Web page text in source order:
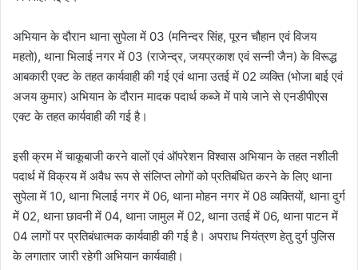
अभियान के दौरान थाना सुपेला में 03 (मनिन्दर सिंह, पूरन चौहान एवं विजय
महतो), थाना भिलाई नगर में 03 (राजेन्द्र, जयप्रकाश एवं सन्नी जैन) के विरूद्ध
आबकारी एक्ट के तहत कार्यवाही की गई एवं थाना उतई में 02 व्यक्ति (भोजा बाई एवं
अजय कुमार) अभियान के दौरान मादक पदार्थ कब्जे में पाये जाने से एनडीपीएस
एक्ट के तहत कार्यवाही की गई है।
इसी क्रम में चाकूबाजी करने वालों एवं ऑपरेशन विश्वास अभियान के तहत नशीली
पदार्थ में विक्रय में अवैध रूप से संलिप्त लोगों को प्रतिबंधित करने के लिए थाना
सुपेला में 10, थाना भिलाई नगर में 06, थाना मोहन नगर में 08 व्यक्तियों, थाना दुर्ग
में 02, थाना छावनी में 04, थाना जामुल में 02, थाना उतई में 06, थाना पाटन में
04 लागों पर प्रतिबंधात्मक कार्यवाही की गई है। अपराध नियंत्रण हेतु दुर्ग पुलिस
के लगातार जारी रहेगी अभियान कार्यवाही।